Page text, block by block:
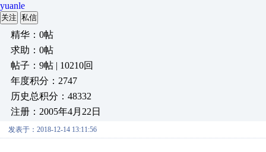
yuanle
关注 私信
精华：0帖
求助：0帖
帖子：9帖 | 10210回
年度积分：2747
历史总积分：48332
注册：2005年4月22日
发表于：2018-12-14 13:11:56